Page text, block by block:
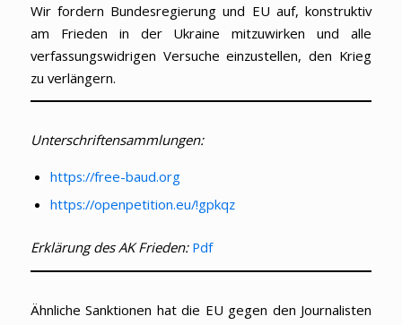
Wir fordern Bundesregierung und EU auf, konstruktiv
am Frieden in der Ukraine mitzuwirken und alle
verfassungswidrigen Versuche einzustellen, den Krieg
zu verlängern.
Unterschriftensammlungen:
https://free-baud.org
https://openpetition.eu/!gpkqz
Erklärung des AK Frieden: Pdf
Ähnliche Sanktionen hat die EU gegen den Journalisten